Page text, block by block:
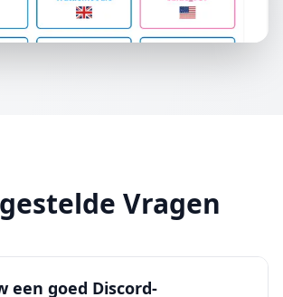
Vragen
een goed Discord-